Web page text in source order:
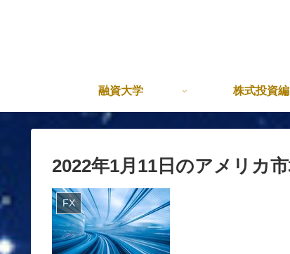
融資大学 株式投資編
2022年1月11日のアメリカ
FX